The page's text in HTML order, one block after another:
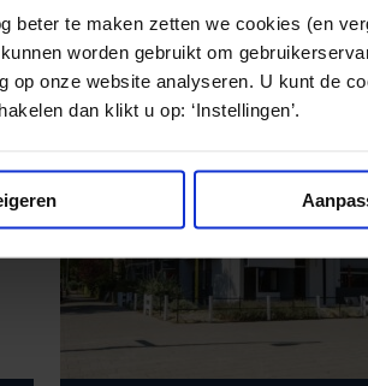
beter te maken zetten we cookies (en
worden gebruikt om
op onze website analyseren. U kunt de
dan klikt u op: ‘Instellingen’.